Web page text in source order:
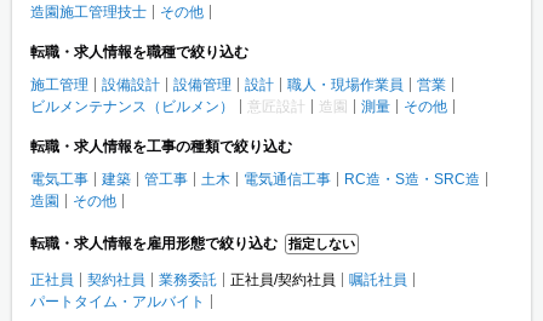
造園施工管理技士
その他
転職・求人情報を職種で絞り込む
施工管理
設備設計 設備管理 設計 職人・現場作業員
営業
ビルメンテナンス（ビルメン）
意匠設計 造園 測量 その他
転職・求人情報を工事の種類で絞り込む
電気工事
建築 管工事 土木 電気通信工事
RC造・S造・SRC造
造園
その他
転職・求人情報を雇用形態で絞り込む 指定しない
正社員 契約社員 業務委託 正社員/契約社員
嘱託社員
パートタイム・アルバイト